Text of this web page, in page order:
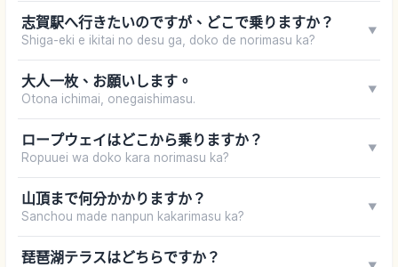
志賀駅へ行きたいのですが、どこで乗りますか？
Shiga-eki e ikitai no desu ga, doko de norimasu ka?
▼
大人一枚、お願いします。
Otona ichimai, onegaishimasu.
▼
ロープウェイはどこから乗りますか？
Ropuuei wa doko kara norimasu ka?
▼
山頂まで何分かかりますか？
Sanchou made nanpun kakarimasu ka?
▼
琵琶湖テラスはどちらですか？